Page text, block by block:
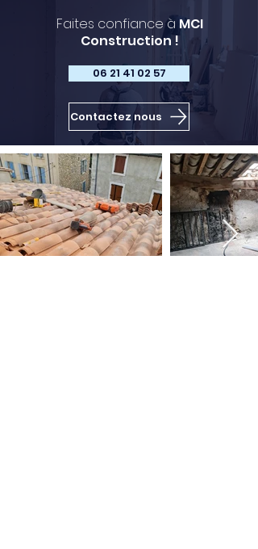
Faites confiance à MCI
Construction !
06 21 41 02 57
Contactez nous